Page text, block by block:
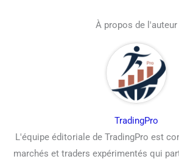
À propos de l'auteur
TradingPro
L'équipe éditoriale de TradingPro est
marchés et traders expérimentés qui